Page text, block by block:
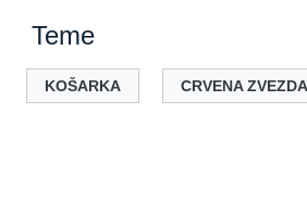
Teme
KOŠARKA CRVENA ZVEZDA